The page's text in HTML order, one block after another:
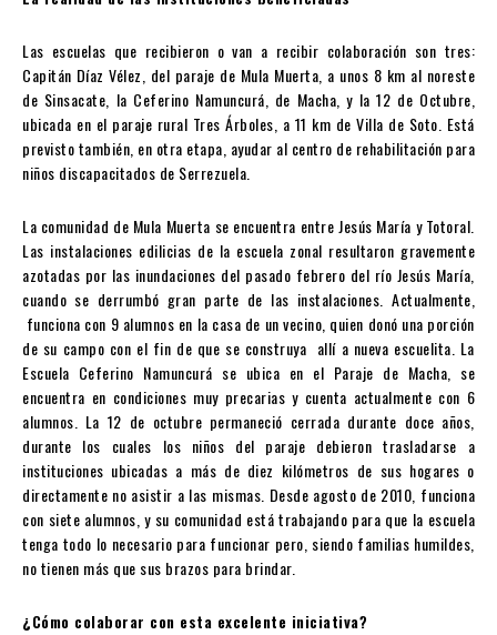
Las escuelas que recibieron o van a recibir colaboración son tres:
Capitán Díaz Vélez, del paraje de Mula Muerta, a unos 8 km al noreste
de Sinsacate, la Ceferino Namuncurá, de Macha, y la 12 de Octubre,
ubicada en el paraje rural Tres Árboles, a 11 km de Villa de Soto. Está
previsto también, en otra etapa, ayudar al centro de rehabilitación para
niños discapacitados de Serrezuela.
La comunidad de Mula Muerta se encuentra entre Jesús María y Totoral.
Las instalaciones edilicias de la escuela zonal resultaron gravemente
azotadas por las inundaciones del pasado febrero del río Jesús María,
cuando se derrumbó gran parte de las instalaciones. Actualmente,
funciona con 9 alumnos en la casa de un vecino, quien donó una porción
de su campo con el fin de que se construya allí a nueva escuelita. La
Escuela Ceferino Namuncurá se ubica en el Paraje de Macha, se
encuentra en condiciones muy precarias y cuenta actualmente con 6
alumnos. La 12 de octubre permaneció cerrada durante doce años,
durante los cuales los niños del paraje debieron trasladarse a
instituciones ubicadas a más de diez kilómetros de sus hogares o
directamente no asistir a las mismas. Desde agosto de 2010, funciona
con siete alumnos, y su comunidad está trabajando para que la escuela
tenga todo lo necesario para funcionar pero, siendo familias humildes,
no tienen más que sus brazos para brindar.
¿Cómo colaborar con esta excelente iniciativa?